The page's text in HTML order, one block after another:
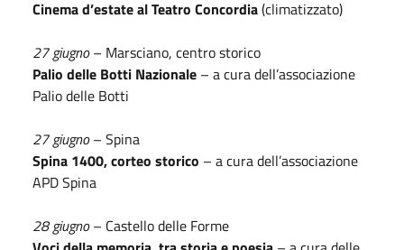
Cinema d’estate al Teatro Concordia(climatizzato)
27 giugno– Marsciano, centro storico
Palio delle Botti Nazionale – a cura dell’associazione
Palio delle Botti
27 giugno– Spina
Spina 1400, corteo storico – a cura dell’associazione
APD Spina
28 giugno– Castello delle Forme